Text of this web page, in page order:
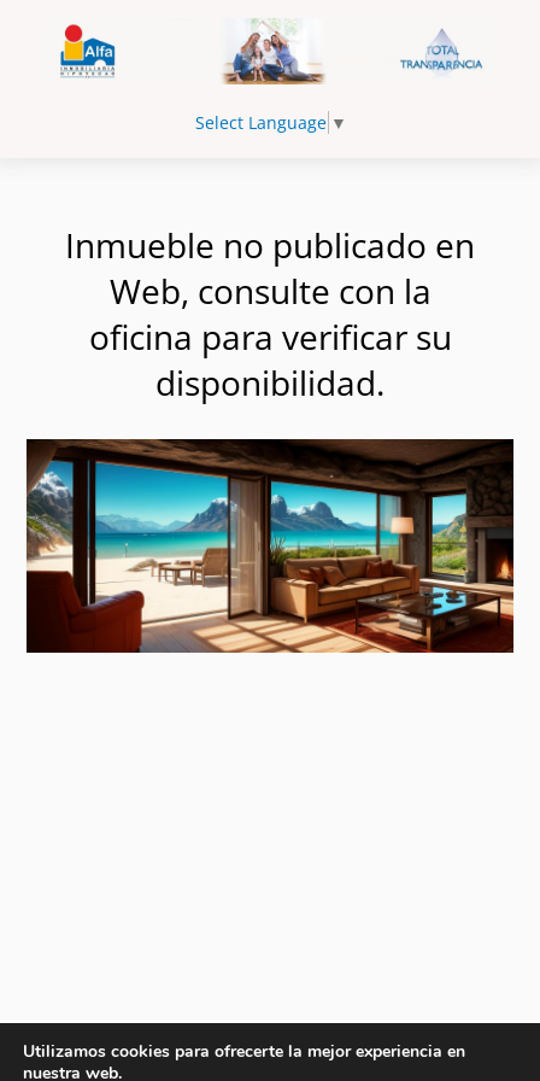
Select Language ▼
Inmueble no publicado en
Web, consulte con la
oficina para verificar su
disponibilidad.
Utilizamos cookies para ofrecerte la mejor experiencia en
nuestra web.